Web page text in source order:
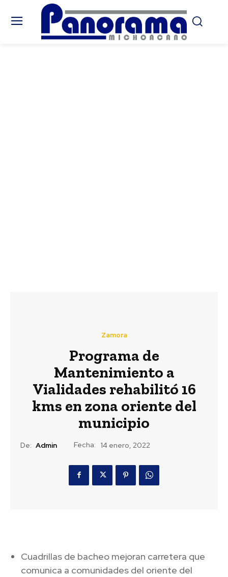
Zamora
Programa de
Mantenimiento a
Vialidades rehabilitó 16
kms en zona oriente del
municipio
De: Admin Fecha: 14 enero, 2022
Cuadrillas de bacheo mejoran carretera que
comunica a comunidades del oriente del